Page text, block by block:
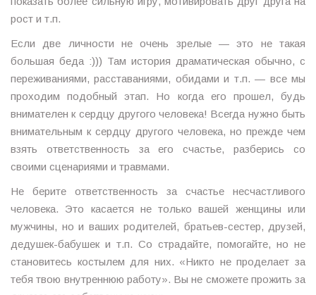
рост и т.п.
Если две личности не очень зрелые — это не такая
большая беда :))) Там история драматическая обычно, с
переживаниями, расставаниями, обидами и т.п. — все мы
проходим подобный этап. Но когда его прошел, будь
внимателен к сердцу другого человека! Всегда нужно быть
внимательным к сердцу другого человека, но прежде чем
взять ответственность за его счастье, разберись со
своими сценариями и травмами.
Не берите ответственность за счастье несчастливого
человека. Это касается не только вашей женщины или
мужчины, но и ваших родителей, братьев-сестер, друзей,
дедушек-бабушек и т.п. Со страдайте, помогайте, но не
становитесь костылем для них. «Никто не проделает за
тебя твою внутреннюю работу». Вы не сможете прожить за